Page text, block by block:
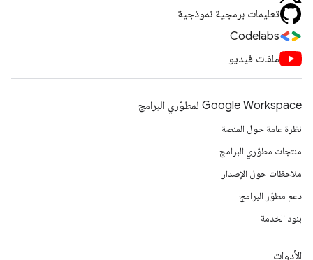
تعليمات برمجية نموذجية
Codelabs
ملفات فيديو
Google Workspace لمطوّري البرامج
نظرة عامة حول المنصة
منتجات مطوّري البرامج
ملاحظات حول الإصدار
دعم مطوّر البرامج
بنود الخدمة
الأدوات